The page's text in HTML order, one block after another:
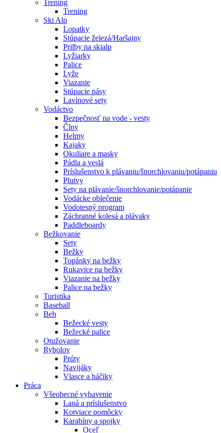
Trening
Trening
Ski Alp
Lopatky
Stúpacie železá/Haršajny
Prilby na skialp
Lyžiarky
Palice
Lyže
Viazanie
Stúpacie pásy
Lavínové sety
Vodáctvo
Bezpečnosť na vode - vesty
Člny
Helmy
Kajaky
Okuliare a masky
Pádla a veslá
Príslušenstvo k plávaniu/šnorchlovaniu/potápaniu
Plutvy
Sety na plávanie/šnorchlovanie/potápanie
Vodácke oblečenie
Vodotesný program
Záchranné kolesá a plávaky
Paddleboardy
Bežkovanie
Sety
Bežky
Topánky na bežky
Rukavice na bežky
Viazanie na bežky
Palice na bežky
Turistika
Baseball
Beh
Bežecké vesty
Bežecké palice
Otužovanie
Rybolov
Prúty
Navijáky
Vlasce a háčiky
Práca
Všeobecné vybavenie
Laná a príslušenstvo
Kotviace pomôcky
Karabíny a spojky
Oceľ